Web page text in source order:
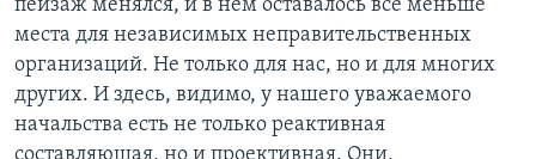
пейзаж менялся, и в нем оставалось все меньше
места для независимых неправительственных
организаций. Не только для нас, но и для многих
других. И здесь, видимо, у нашего уважаемого
начальства есть не только реактивная